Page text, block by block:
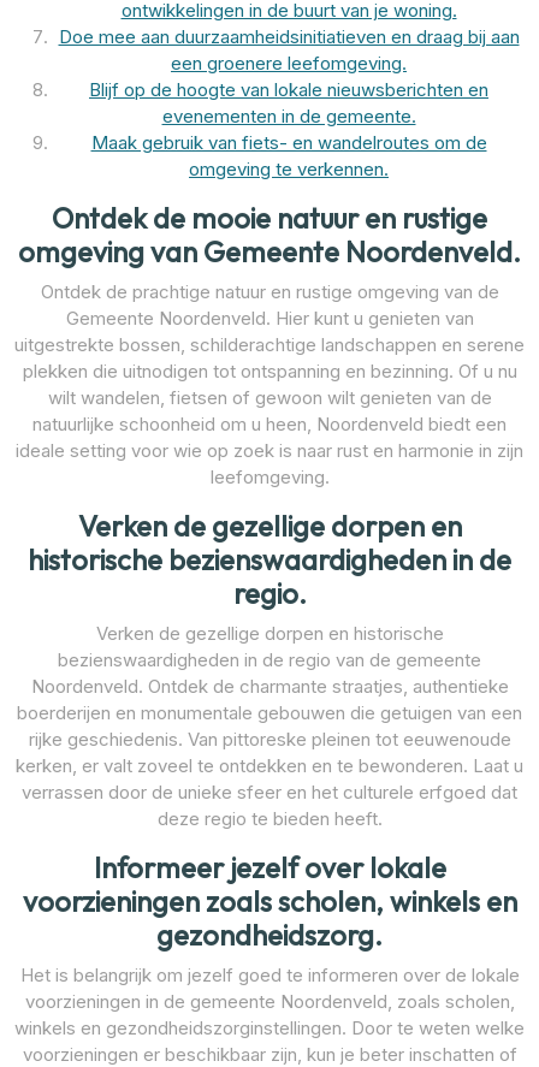
ontwikkelingen in de buurt van je woning.
Doe mee aan duurzaamheidsinitiatieven en draag bij aan
een groenere leefomgeving.
Blijf op de hoogte van lokale nieuwsberichten en
evenementen in de gemeente.
Maak gebruik van fiets- en wandelroutes om de
omgeving te verkennen.
Ontdek de mooie natuur en rustige
omgeving van Gemeente Noordenveld.
Ontdek de prachtige natuur en rustige omgeving van de
Gemeente Noordenveld. Hier kunt u genieten van
uitgestrekte bossen, schilderachtige landschappen en serene
plekken die uitnodigen tot ontspanning en bezinning. Of u nu
wilt wandelen, fietsen of gewoon wilt genieten van de
natuurlijke schoonheid om u heen, Noordenveld biedt een
ideale setting voor wie op zoek is naar rust en harmonie in zijn
leefomgeving.
Verken de gezellige dorpen en
historische bezienswaardigheden in de
regio.
Verken de gezellige dorpen en historische
bezienswaardigheden in de regio van de gemeente
Noordenveld. Ontdek de charmante straatjes, authentieke
boerderijen en monumentale gebouwen die getuigen van een
rijke geschiedenis. Van pittoreske pleinen tot eeuwenoude
kerken, er valt zoveel te ontdekken en te bewonderen. Laat u
verrassen door de unieke sfeer en het culturele erfgoed dat
deze regio te bieden heeft.
Informeer jezelf over lokale
voorzieningen zoals scholen, winkels en
gezondheidszorg.
Het is belangrijk om jezelf goed te informeren over de lokale
voorzieningen in de gemeente Noordenveld, zoals scholen,
winkels en gezondheidszorginstellingen. Door te weten welke
voorzieningen er beschikbaar zijn, kun je beter inschatten of